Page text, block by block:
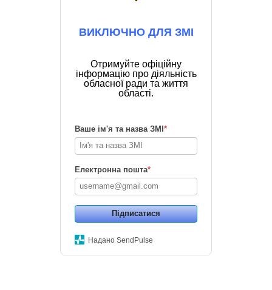
ВИКЛЮЧНО ДЛЯ ЗМІ
Отримуйте офіційну
інформацію про діяльність
обласної ради та життя
області.
Ваше ім'я та назва ЗМІ*
Електронна пошта*
Підписатися
Надано SendPulse